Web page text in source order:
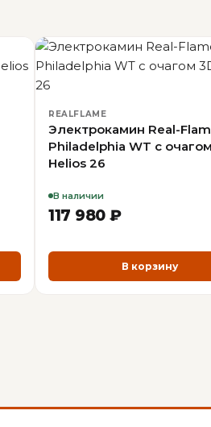
REALFLAME
Электрокамин Real-
Philadelphia WT с
Helios 26
В наличии
117 980 ₽
В корзину